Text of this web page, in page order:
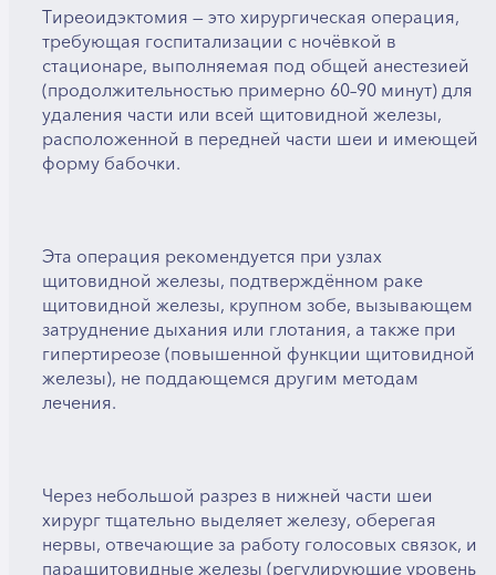
Тиреоидэктомия — это хирургическая операция,
требующая госпитализации с ночёвкой в
стационаре, выполняемая под общей анестезией
(продолжительностью примерно 60–90 минут) для
удаления части или всей щитовидной железы,
расположенной в передней части шеи и имеющей
форму бабочки.
Эта операция рекомендуется при узлах
щитовидной железы, подтверждённом раке
щитовидной железы, крупном зобе, вызывающем
затруднение дыхания или глотания, а также при
гипертиреозе (повышенной функции щитовидной
железы), не поддающемся другим методам
лечения.
Через небольшой разрез в нижней части шеи
хирург тщательно выделяет железу, оберегая
нервы, отвечающие за работу голосовых связок, и